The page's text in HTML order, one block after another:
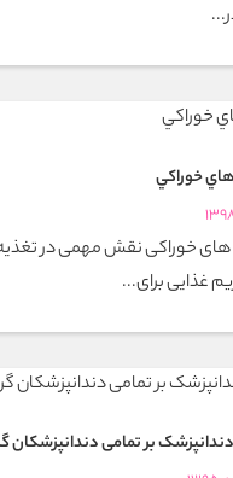
خوراكي
خوراکی نقش مهمی در
غذایی برای...